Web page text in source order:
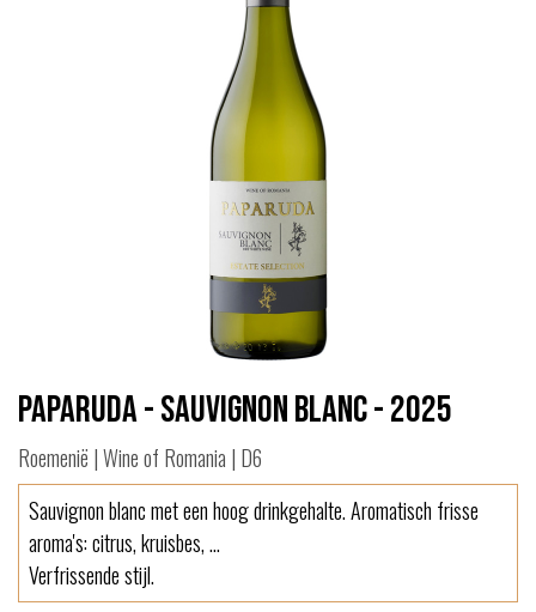
Paparuda - Sauvignon Blanc - 2025
Roemenië | Wine of Romania | D6
Sauvignon blanc met een hoog drinkgehalte. Aromatisch frisse
aroma's: citrus, kruisbes, ...
Verfrissende stijl.